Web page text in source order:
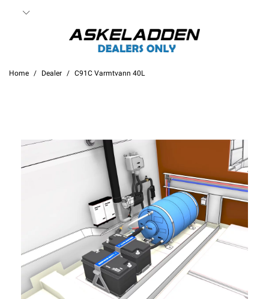
Home Dealer C91C Varmtvann 40L